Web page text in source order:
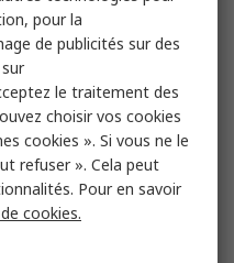
pour la
de publicités sur des
le traitement des
choisir vos cookies
cookies ». Si vous ne le
refuser ». Cela peut
Pour en savoir
cookies.